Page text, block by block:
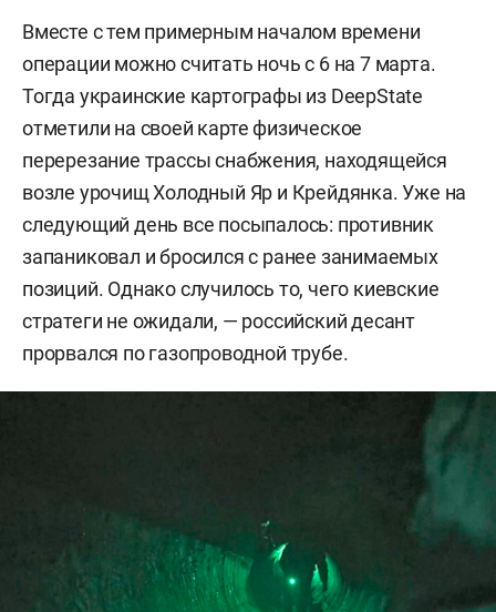
— 78-й воздушно-десантный полк;
— 80-я воздушно-десантная бригада;
— 82-я воздушно-десантная бригада;
— 92-я штурмовая бригада;
— 95-я воздушно-десантная бригада;
— 36-я бригада морской пехоты;
— 501-й батальон морской пехоты;
— 8-й полк специального назначения;
— 73-й центр морских спецопераций;
Вместе с тем примерным началом времени
операции можно считать ночь с 6 на 7 марта.
Тогда украинские картографы из DeepState
отметили на своей карте физическое
перерезание трассы снабжения, находящейся
возле урочищ Холодный Яр и Крейдянка. Уже на
следующий день все посыпалось: противник
запаниковал и бросился с ранее занимаемых
позиций. Однако случилось то, чего киевские
стратеги не ожидали, — российский десант
прорвался по газопроводной трубе.